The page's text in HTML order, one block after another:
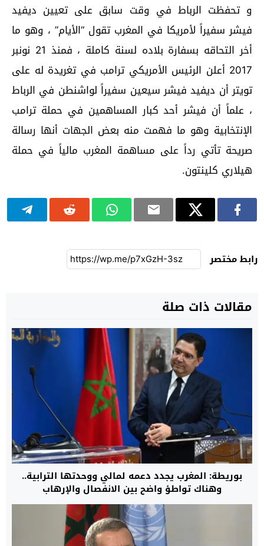
و تحفظت الرباط في وقت سابق على تعيين ديفيد
فيشر سفيراً لأمريكا في المغرب تقول “الأيام” ، وهو ما
أخر التحاقه بسفارة بلاده لسنة كاملة ، فمنذ 21 نونبر
2017 أعلن الرئيس الأمريكي ترامب في تغريدة له على
تويتر أن ديفيد فيشر سيعين سفيراً لواشنطن في الرباط
، علماً أن فيشر أحد كبار المساهمين في حملة ترامب
الإنتخابية وهو ما فهمت منه بعض الجهات أنها رسالة
صريحة تأتي رداً على مساهمة المغرب مالياً في حملة
هيلاري كلينتون.
رابط مختصر
مقالات ذات صلة
بوريطة: المغرب يجدد دعمه لمالي ووحدتها الترابية..
وهناك تواطؤ واضح بين الانفصال والإرهاب